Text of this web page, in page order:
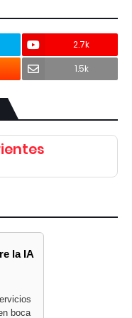
2.7k
1.5k
la IA
boca